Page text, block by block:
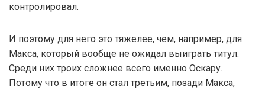
контролировал.
И поэтому для него это тяжелее, чем, например, для
Макса, который вообще не ожидал выиграть титул.
Среди них троих сложнее всего именно Оскару.
Потому что в итоге он стал третьим, позади Макса,